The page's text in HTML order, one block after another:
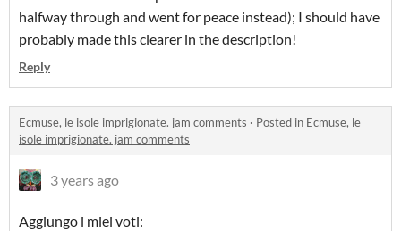
halfway through and went for peace instead); I should have
probably made this clearer in the description!
Reply
Ecmuse, le isole imprigionate. jam comments · Posted in Ecmuse, le
isole imprigionate. jam comments
3 years ago
Aggiungo i miei voti: